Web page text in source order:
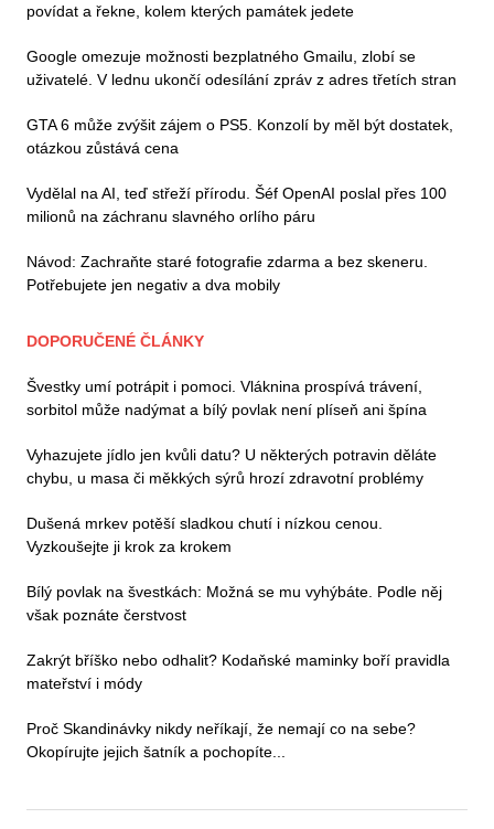
povídat a řekne, kolem kterých památek jedete
Google omezuje možnosti bezplatného Gmailu, zlobí se
uživatelé. V lednu ukončí odesílání zpráv z adres třetích stran
GTA 6 může zvýšit zájem o PS5. Konzolí by měl být dostatek,
otázkou zůstává cena
Vydělal na AI, teď střeží přírodu. Šéf OpenAI poslal přes 100
milionů na záchranu slavného orlího páru
Návod: Zachraňte staré fotografie zdarma a bez skeneru.
Potřebujete jen negativ a dva mobily
DOPORUČENÉ ČLÁNKY
Švestky umí potrápit i pomoci. Vláknina prospívá trávení,
sorbitol může nadýmat a bílý povlak není plíseň ani špína
Vyhazujete jídlo jen kvůli datu? U některých potravin děláte
chybu, u masa či měkkých sýrů hrozí zdravotní problémy
Dušená mrkev potěší sladkou chutí i nízkou cenou.
Vyzkoušejte ji krok za krokem
Bílý povlak na švestkách: Možná se mu vyhýbáte. Podle něj
však poznáte čerstvost
Zakrýt bříško nebo odhalit? Kodaňské maminky boří pravidla
mateřství i módy
Proč Skandinávky nikdy neříkají, že nemají co na sebe?
Okopírujte jejich šatník a pochopíte...